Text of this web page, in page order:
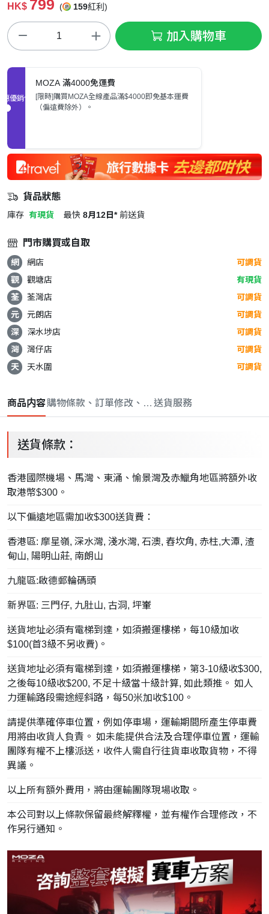
HK$ 799 ( 159紅利)
加入購物車
促銷優惠
MOZA 滿4000免運費
[限時]購買MOZA全線產品滿$4000即免基本運費
（偏遠費除外）。
貨品狀態
庫存 有現貨 最快 8月12日* 前送貨
門市購買或自取
網 網店
可調貨
觀
觀塘店
有現貨
荃
荃灣店
可調貨
元
元朗店
可調貨
深
深水埗店
可調貨
灣
灣仔店
可調貨
天
天水圍 可調貨
商品内容購物條款、訂單修改、取消與退款政策
送貨服務
送貨條款：
香港國際機場、馬灣、東涌、愉景灣及赤鱲角地區將額外收
取港幣$300。
以下偏遠地區需加收$300送貨費：
香港區: 摩星嶺, 深水灣, 淺水灣, 石澳, 舂坎角, 赤柱,大潭, 渣
甸山, 陽明山莊, 南朗山
九龍區:啟德郵輪碼頭
新界區: 三門仔, 九肚山, 古洞, 坪輋
送貨地址必須有電梯到達，如須搬運樓梯，每10級加收
$100(首3級不另收費)。
送貨地址必須有電梯到達，如須搬運樓梯，第3-10級收$300,
之後每10級收$200, 不足十級當十級計算, 如此類推。 如人
力運輸路段需途經斜路，每50米加收$100。
請提供準確停車位置，例如停車場，運輸期間所產生停車費
用將由收貨人負責。 如未能提供合法及合理停車位置，運輸
團隊有權不上樓派送，收件人需自行往貨車收取貨物，不得
異議。
以上所有額外費用，將由運輸團隊現場收取。
本公司對以上條款保留最終解釋權，並有權作合理修改，不
作另行通知。